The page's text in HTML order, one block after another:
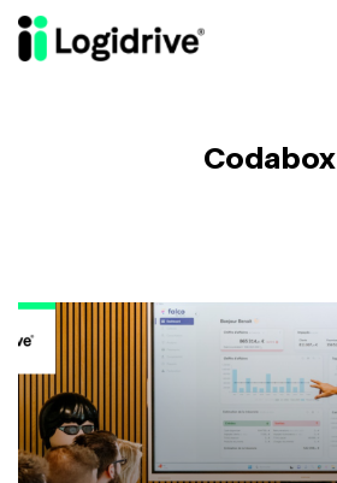
Aller au contenu principal
Codabox